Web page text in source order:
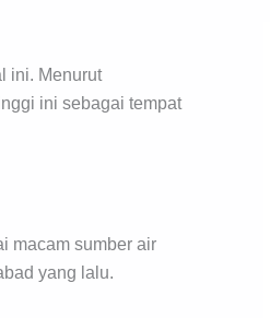
ini. Menurut
ini sebagai tempat
macam sumber air
yang lalu.